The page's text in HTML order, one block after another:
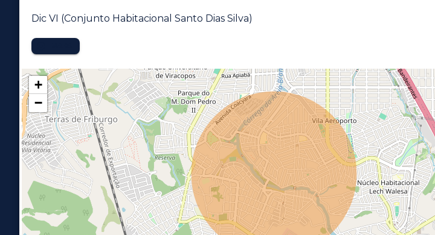
Dic VI (Conjunto Habitacional Santo Dias Silva)
+
−